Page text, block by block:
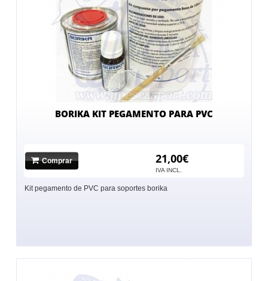
BORIKA KIT PEGAMENTO PARA PVC
Comprar 21,00€
IVA INCL.
Kit pegamento de PVC para soportes borika